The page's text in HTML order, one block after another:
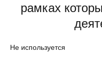
рамках
Не используется